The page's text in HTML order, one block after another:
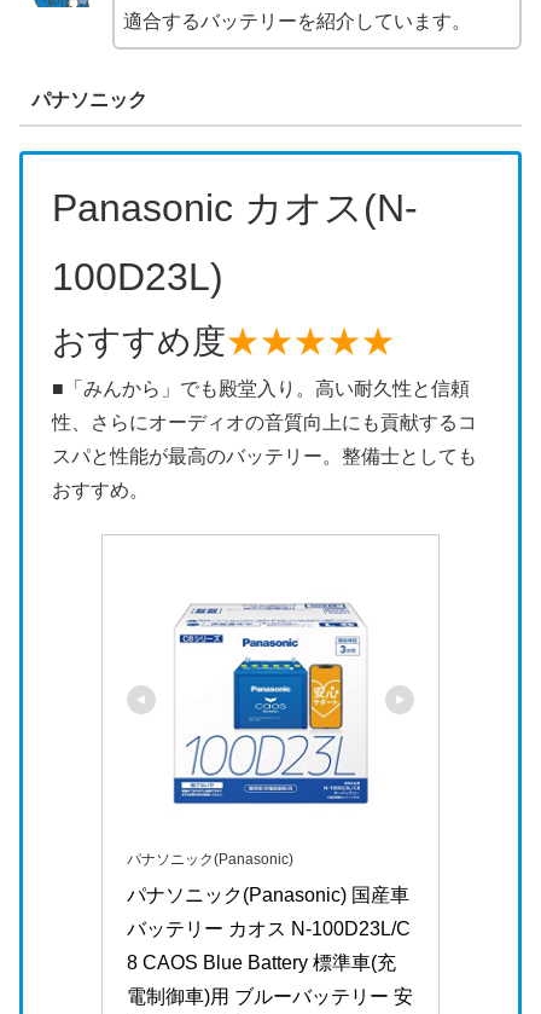
適合するバッテリーを紹介しています。
パナソニック
Panasonic カオス(N-
100D23L)
おすすめ度★★★★★
■「みんから」でも殿堂入り。高い耐久性と信頼
性、さらにオーディオの音質向上にも貢献するコ
スパと性能が最高のバッテリー。整備士としても
おすすめ。
パナソニック(Panasonic)
パナソニック(Panasonic) 国産車
バッテリー カオス N-100D23L/C
8 CAOS Blue Battery 標準車(充
電制御車)用 ブルーバッテリー 安